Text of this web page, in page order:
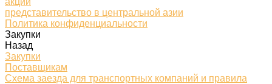
представительство в центральной азии
Политика конфиденциальности
Закупки
Назад
Закупки
Поставщикам
Схема заезда для транспортных компаний и правила